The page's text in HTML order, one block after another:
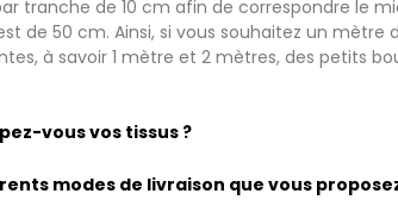
tranche de 10 cm afin de correspondre le
de 50 cm. Ainsi, si vous souhaitez un
à savoir 1 mètre et 2 mètres, des petits
vous vos tissus ?
modes de livraison que vous